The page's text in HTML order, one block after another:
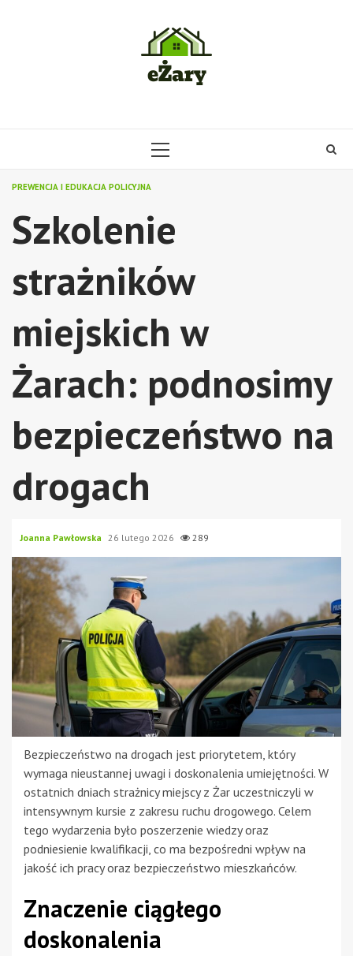
PRIMARY
PREWENCJA I EDUKACJA POLICYJNA
Szkolenie
strażników
miejskich w
Żarach: podnosimy
bezpieczeństwo na
drogach
Joanna Pawłowska 26 lutego 2026 289
Bezpieczeństwo na drogach jest priorytetem, który
wymaga nieustannej uwagi i doskonalenia umiejętności. W
ostatnich dniach strażnicy miejscy z Żar uczestniczyli w
intensywnym kursie z zakresu ruchu drogowego. Celem
tego wydarzenia było poszerzenie wiedzy oraz
podniesienie kwalifikacji, co ma bezpośredni wpływ na
jakość ich pracy oraz bezpieczeństwo mieszkańców.
Znaczenie ciągłego
doskonalenia